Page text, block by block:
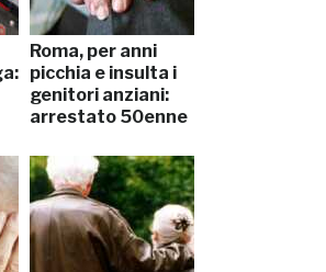
Roma, per anni
picchia e insulta i
genitori anziani:
arrestato 50enne